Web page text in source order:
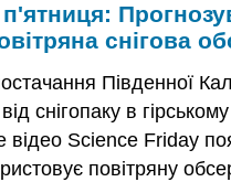
снігова
Південної
снігопаку в
Science Friday
повітряну